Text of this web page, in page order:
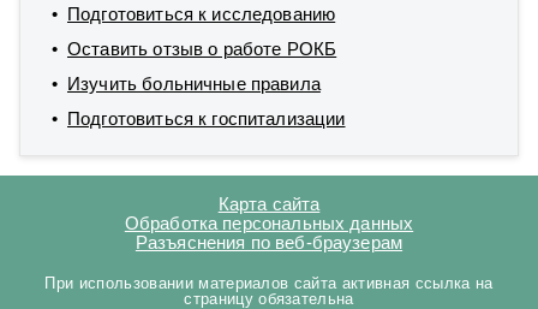
Подготовиться к исследованию
Оставить отзыв о работе РОКБ
Изучить больничные правила
Подготовиться к госпитализации
Карта сайта
Обработка персональных данных
Разъяснения по веб-браузерам
При использовании материалов сайта активная ссылка на
страницу обязательна